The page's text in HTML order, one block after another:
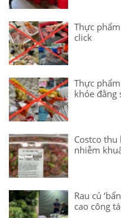
Thực
click
Thực
khỏe đằng
Costco
nhiễm
Rau củ
cao công